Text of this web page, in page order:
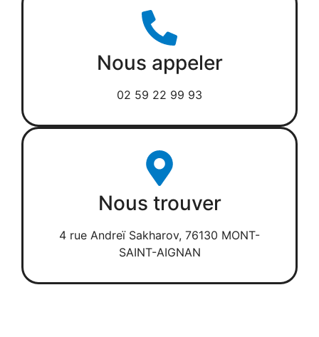
Nous appeler
02 59 22 99 93
Nous trouver
4 rue Andreï Sakharov, 76130 MONT-
SAINT-AIGNAN